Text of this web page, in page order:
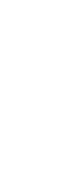
Bem-
ter uma melhor
veja a seleção de